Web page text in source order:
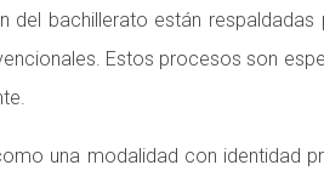
bachillerato están
Estos procesos son
una modalidad con identidad